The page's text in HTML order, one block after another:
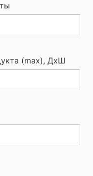
(max), ДхШ